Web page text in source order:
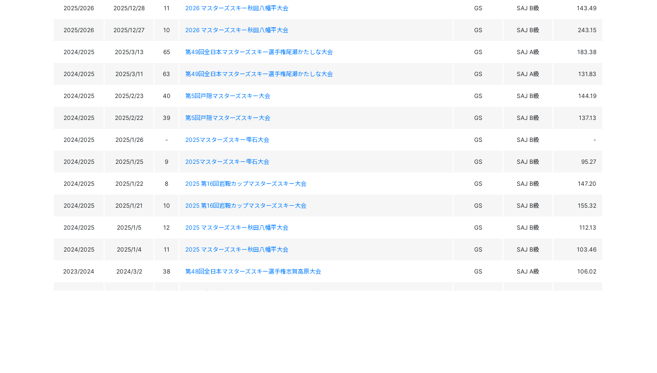
2025/2026 2025/12/28 11 2026 マスターズスキー秋田八幡平大会 GS SAJ B級 143.49
2025/2026 2025/12/27 10 2026 マスターズスキー秋田八幡平大会 GS SAJ B級 243.15
2024/2025 2025/3/13 65 第49回全日本マスターズスキー選手権尾瀬かたしな大会 GS SAJ A級 183.38
2024/2025 2025/3/11 63 第49回全日本マスターズスキー選手権尾瀬かたしな大会 GS SAJ A級 131.83
2024/2025 2025/2/23 40 第5回戸隠マスターズスキー大会 GS SAJ B級 144.19
2024/2025 2025/2/22 39 第5回戸隠マスターズスキー大会 GS SAJ B級 137.13
2024/2025 2025/1/26 - 2025マスターズスキー雫石大会 GS SAJ B級 -
2024/2025 2025/1/25 9 2025マスターズスキー雫石大会 GS SAJ B級 95.27
2024/2025 2025/1/22 8 2025 第16回岩鞍カップマスターズスキー大会 GS SAJ B級 147.20
2024/2025 2025/1/21 10 2025 第16回岩鞍カップマスターズスキー大会 GS SAJ B級 155.32
2024/2025 2025/1/5 12 2025 マスターズスキー秋田八幡平大会 GS SAJ B級 112.13
2024/2025 2025/1/4 11 2025 マスターズスキー秋田八幡平大会 GS SAJ B級 103.46
2023/2024 2024/3/2 38 第48回全日本マスターズスキー選手権志賀高原大会 GS SAJ A級 106.02